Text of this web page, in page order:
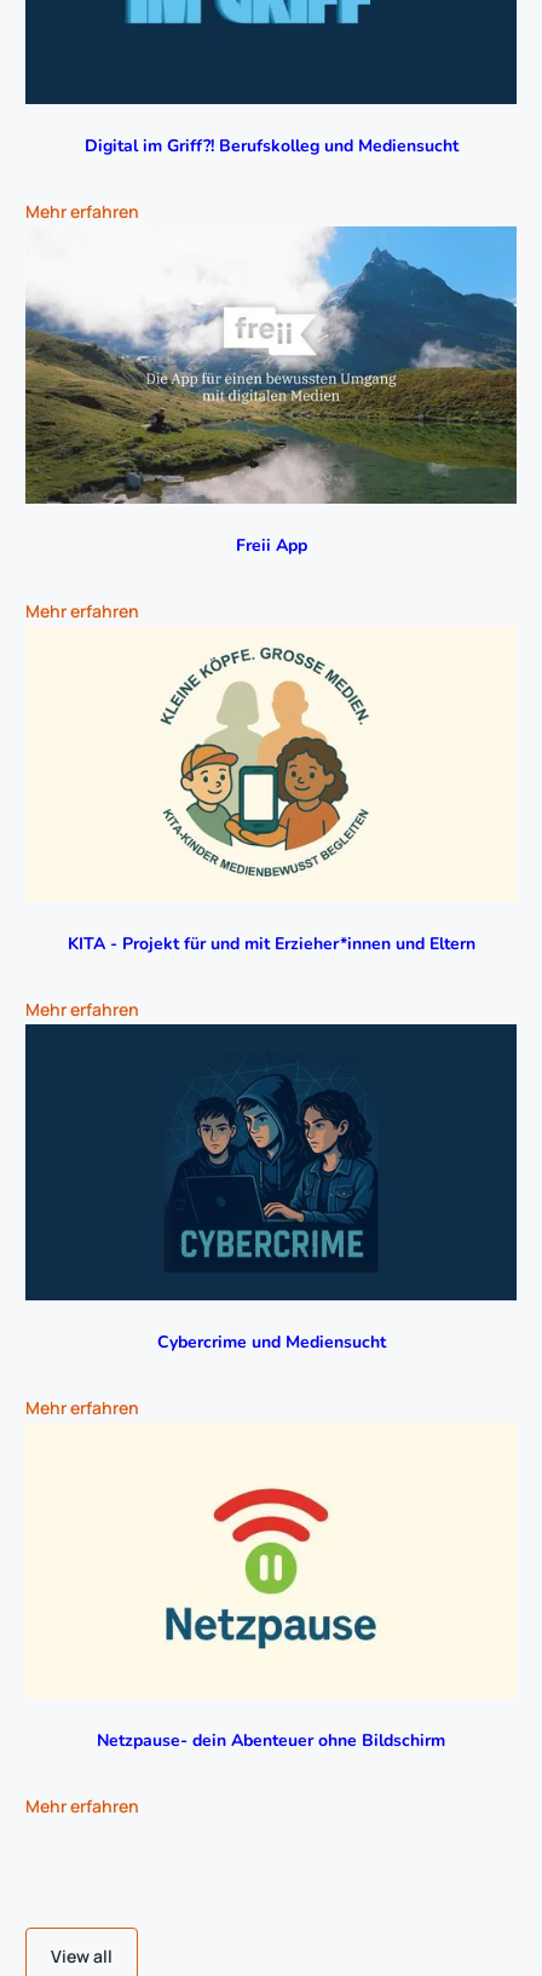
Digital im Griff?! Berufskolleg und Mediensucht
Mehr erfahren
Freii App
Mehr erfahren
KITA - Projekt für und mit Erzieher*innen und Eltern
Mehr erfahren
Cybercrime und Mediensucht
Mehr erfahren
Netzpause- dein Abenteuer ohne Bildschirm
Mehr erfahren
View all